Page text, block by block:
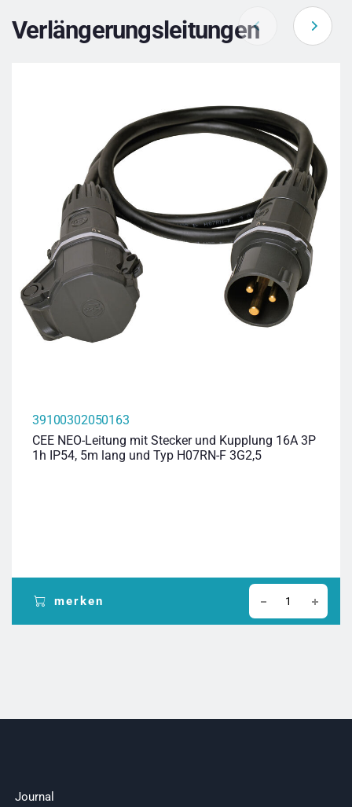
Verlängerungsleitungen
39100302050163
CEE NEO-Leitung mit Stecker und Kupplung 16A 3P
1h IP54, 5m lang und Typ H07RN-F 3G2,5
merken
Journal